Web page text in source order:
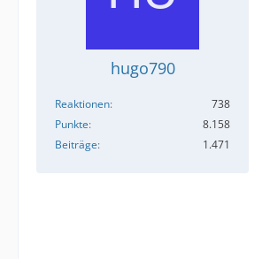
hugo790
Reaktionen
738
Punkte
8.158
Beiträge
1.471